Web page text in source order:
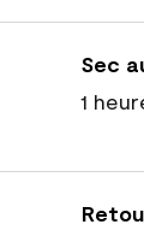
Sec
1